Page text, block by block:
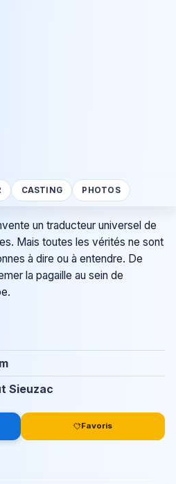
CASTING PHOTOS
un traducteur universel de
Mais toutes les vérités ne sont
à dire ou à entendre. De
la pagaille au sein de
Sieuzac
Favoris